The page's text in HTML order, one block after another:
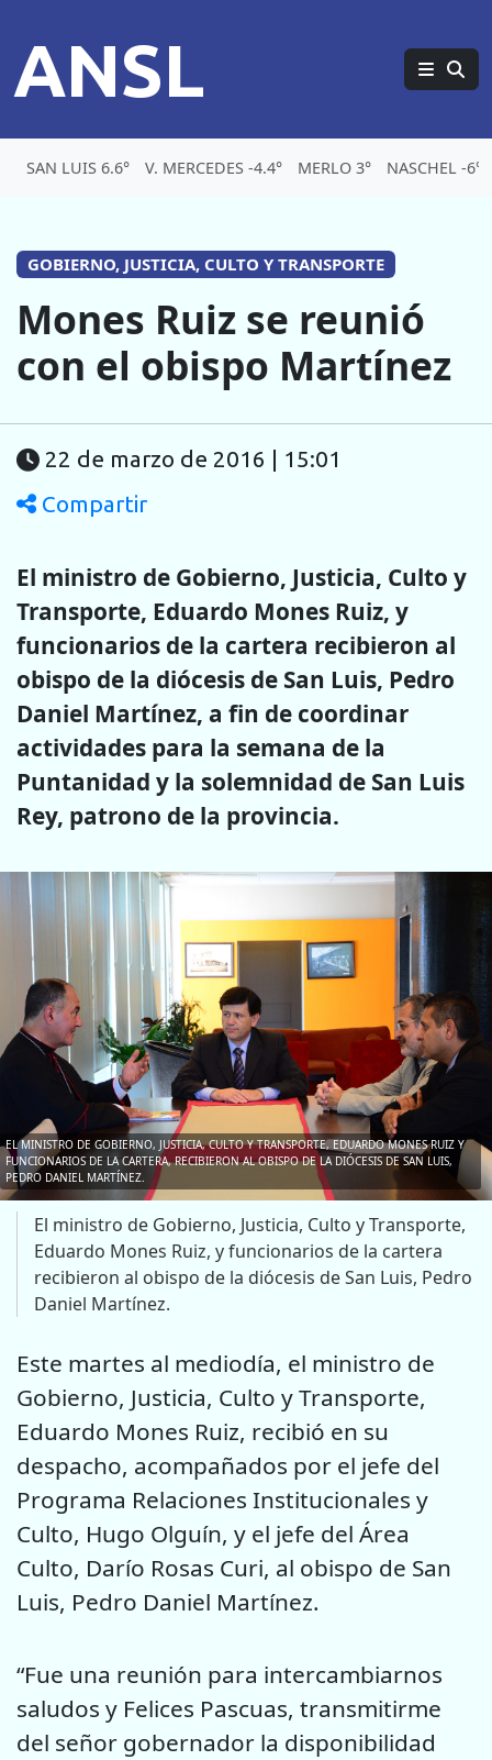
ANSL
SAN LUIS 6.6° V. MERCEDES -4.4° MERLO 3° NASCHEL -6°
GOBIERNO, JUSTICIA, CULTO Y TRANSPORTE
Mones Ruiz se reunió
con el obispo Martínez
22 de marzo de 2016 | 15:01
Compartir
El ministro de Gobierno, Justicia, Culto y
Transporte, Eduardo Mones Ruiz, y
funcionarios de la cartera recibieron al
obispo de la diócesis de San Luis, Pedro
Daniel Martínez, a fin de coordinar
actividades para la semana de la
Puntanidad y la solemnidad de San Luis
Rey, patrono de la provincia.
EL MINISTRO DE GOBIERNO, JUSTICIA, CULTO Y TRANSPORTE, EDUARDO MONES RUIZ Y
FUNCIONARIOS DE LA CARTERA, RECIBIERON AL OBISPO DE LA DIÓCESIS DE SAN LUIS,
PEDRO DANIEL MARTÍNEZ.
El ministro de Gobierno, Justicia, Culto y Transporte,
Eduardo Mones Ruiz, y funcionarios de la cartera
recibieron al obispo de la diócesis de San Luis, Pedro
Daniel Martínez.
Este martes al mediodía, el ministro de
Gobierno, Justicia, Culto y Transporte,
Eduardo Mones Ruiz, recibió en su
despacho, acompañados por el jefe del
Programa Relaciones Institucionales y
Culto, Hugo Olguín, y el jefe del Área
Culto, Darío Rosas Curi, al obispo de San
Luis, Pedro Daniel Martínez.
“Fue una reunión para intercambiarnos
saludos y Felices Pascuas, transmitirme
del señor gobernador la disponibilidad